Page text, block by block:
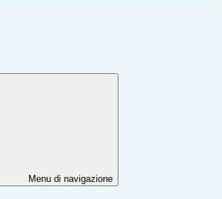
Menu di navigazione